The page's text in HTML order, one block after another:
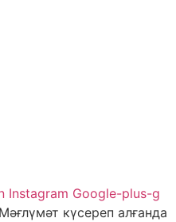
Instagram Google-plus-g
күсереп алғанда